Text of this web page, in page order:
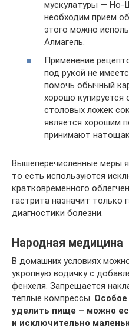
мускулатуры — Но-
необходим прием
этого можно
Алмагель.
Применение
под рукой не
помочь обычный
хорошо купируется
столовых ложек
является хорошим
принимают
Вышеперечисленные меры
то есть используются
кратковременного
гастрита назначит только
диагностики болезни.
Народная медицина
В домашних условиях
укропную водичку с
фенхеля. Запрещается
тёплые компрессы.
уделить пище – можно
и исключительно